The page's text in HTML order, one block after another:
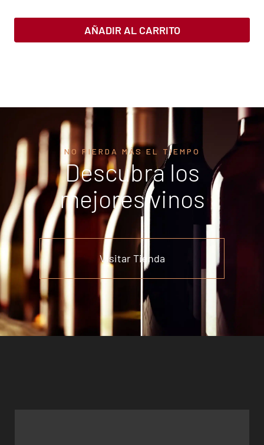
AÑADIR AL CARRITO
NO PIERDA MÁS EL TIEMPO
Descubra los
mejores vinos
Visitar Tienda